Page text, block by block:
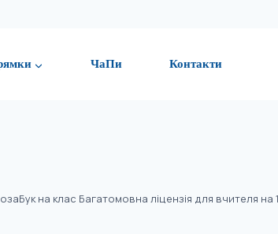
ЧаПи Контакти
на клас Багатомовна ліцензія для вчителя на 1